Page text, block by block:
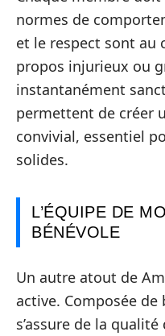
normes de
et le respect sont au
propos injurieux ou
instantanément
permettent de créer
convivial, essentiel
solides.
L’ÉQUIPE DE
BÉNÉVOLE
Un autre atout de
active. Composée
s’assure de la